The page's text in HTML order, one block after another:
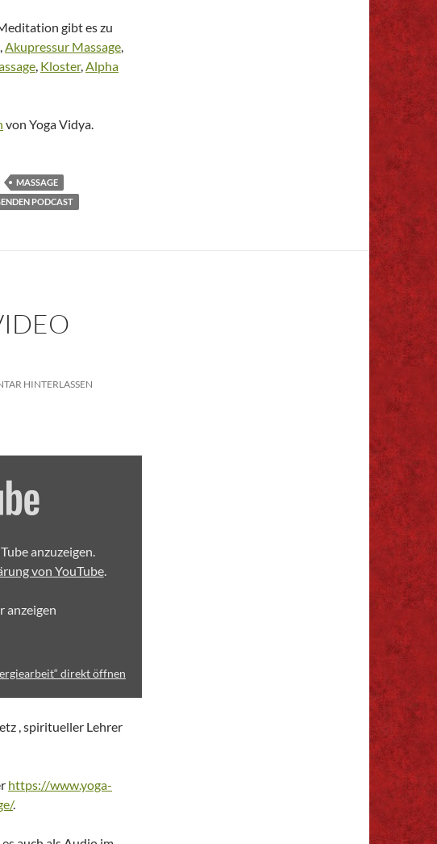
gibt es zu
,Akupressur Massage,
, Kloster,Alpha
von Yoga Vidya.
MASSAGE
PODCAST
HINTERLASSEN
anzuzeigen.
von YouTube.
anzeigen
direkt öffnen
, spiritueller Lehrer
https://www.yoga-
.